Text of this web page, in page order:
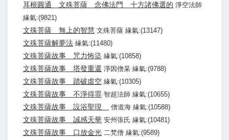
耳根圓通 文殊菩薩 念佛法門 十方諸佛選的 淨空法師
緣氣:(9821)
文殊菩薩 無上的智慧 文殊菩薩 緣氣:(13147)
文殊菩薩解夢法 緣氣:(11480)
文殊菩薩故事 咒力怖盜 緣氣:(10858)
文殊菩薩故事 塔發重還 淨因僧杲 緣氣:(9788)
文殊菩薩故事 踏破虛空 緣氣:(10305)
文殊菩薩故事 不淨得罪 智超法師 緣氣:(10655)
文殊菩薩故事 設浴聖現 僧道海 緣氣:(10588)
文殊菩薩故事 誠感天華 安州張氏 緣氣:(10481)
文殊菩薩故事 口放金光 二梵僧 緣氣:(9589)